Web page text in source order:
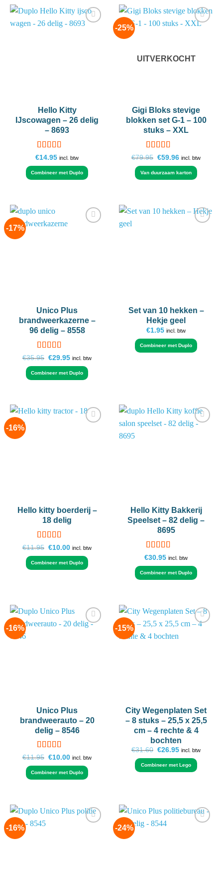
Hello Kitty
IJscowagen – 26 delig
– 8693
Gewaardeerd
4.5uit 5
€14.95 incl. btw
Combineer met Duplo
-25%
UITVERKOCHT
Gigi Bloks stevige
blokken set G-1 – 100
stuks – XXL
Gewaardeerd
4.88uit 5
€79.95 Oorspronkelijke
was:
€79.95.
€59.96Huidige
is:
€59.96.
incl. btw
Van duurzaam karton
-17%
Unico Plus
brandweerkazerne –
96 delig – 8558
Gewaardeerd
5uit 5
€35.95 Oorspronkelijke
€35.95.
€29.95Huidige
is:
€29.95.
incl. btw
Combineer met Duplo
Set van 10 hekken –
Hekje geel
€1.95 incl. btw
Combineer met Duplo
-16%
Hello kitty boerderij –
18 delig
Gewaardeerd
4.5uit 5
€11.95 Oorspronkelijke
was:
€11.95.
€10.00Huidige
is:
€10.00.
incl. btw
Combineer met Duplo
Hello Kitty Bakkerij
Speelset – 82 delig –
8695
Gewaardeerd
4.5uit 5
€30.95 incl. btw
Combineer met Duplo
-16%
Add to
Unico Plus
brandweerauto – 20
delig – 8546
Gewaardeerd
4.75uit 5
€11.95 Oorspronkelijke
was:
€11.95.
€10.00Huidige
is:
€10.00.
incl. btw
Combineer met Duplo
-15%
City Wegenplaten Set
– 8 stuks – 25,5 x 25,5
cm – 4 rechte & 4
bochten
€31.60 Oorspronkelijke
was:
€31.60.
€26.95Huidige
is:
€26.95.
incl. btw
Combineer met Lego
-16% -24%